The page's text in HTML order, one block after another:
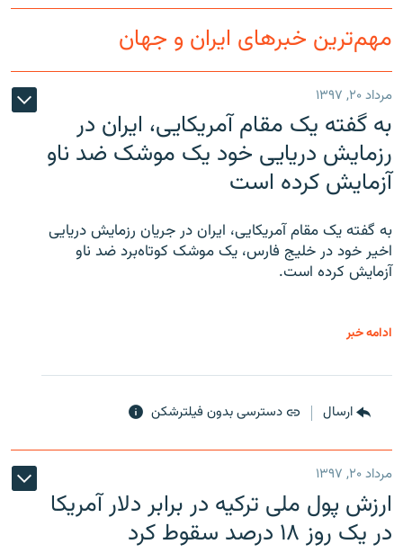
مهم‌ترین خبرهای ایران و جهان
مرداد ۲۰, ۱۳۹۷
به گفته یک مقام آمریکایی، ایران در
رزمایش دریایی خود یک موشک ضد ناو
آزمایش کرده است
به گفته یک مقام آمریکایی، ایران در جریان رزمایش دریایی
اخیر خود در خلیج فارس، یک موشک کوتاه‌برد ضد ناو
آزمایش کرده است.
ادامه خبر
ارسال دسترسی بدون فیلترشکن
مرداد ۲۰, ۱۳۹۷
ارزش پول ملی ترکیه در برابر دلار آمریکا
در یک روز ۱۸ درصد سقوط کرد